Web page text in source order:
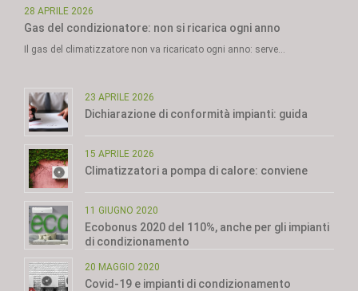
28 APRILE 2026
Gas del condizionatore: non si ricarica ogni anno
Il gas del climatizzatore non va ricaricato ogni anno: serve…
23 APRILE 2026
Dichiarazione di conformità impianti: guida
15 APRILE 2026
Climatizzatori a pompa di calore: conviene
11 GIUGNO 2020
Ecobonus 2020 del 110%, anche per gli impianti
di condizionamento
20 MAGGIO 2020
Covid-19 e impianti di condizionamento